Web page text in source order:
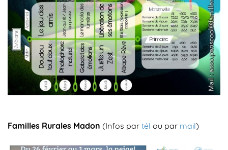
Familles Rurales Madon (Infos par tél ou par mail)